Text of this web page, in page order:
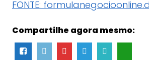
FONTE:
Compartilhe agora mesmo: